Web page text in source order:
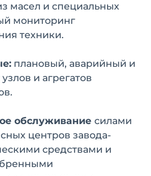
масел и специальных
мониторинг
техники.
плановый, аварийный и
и агрегатов
обслуживание силами
центров завода-
средствами и